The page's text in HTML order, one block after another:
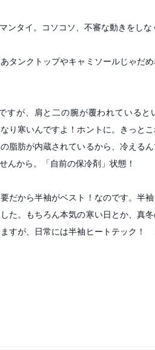
ンタイ。コソコソ、不審な動きをしな
タンクトップやキャミソールじゃだ
すが、肩と二の腕が覆われていると
寒いんですよ！ホントに。きっと
脂肪が内蔵されているから、冷えるん
んから。「自前の保冷剤」状態！
だから半袖がベスト！なのです。半
た。もちろん本気の寒い日とか、真
すが、日常には半袖ヒートテック！